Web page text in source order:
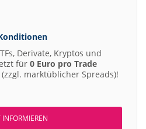
Derivate, Kryptos und
für 0 Euro pro Trade
marktüblicher Spreads)!
INFORMIEREN